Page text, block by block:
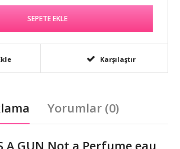
Karşılaştır
Yorumlar (0)
A GUN Not a Perfume eau